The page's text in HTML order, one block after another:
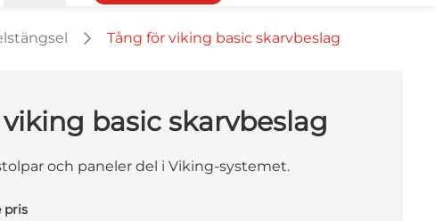
Tång för viking basic skarvbeslag
basic skarvbeslag
och paneler del i Viking-systemet.
pris